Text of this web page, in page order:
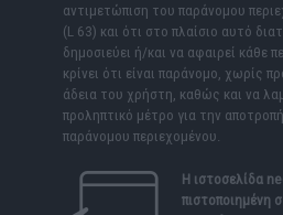
αντιμετώπιση του παράνομου
(L 63) και ότι στο πλαίσιο αυτό
δημοσιεύει ή/και να αφαιρεί κάθε
κρίνει ότι είναι παράνομο, χωρίς
άδεια του χρήστη, καθώς και να
προληπτικό μέτρο για την
παράνομου περιεχομένου.
Η ιστοσελίδα
πιστοποιημένη